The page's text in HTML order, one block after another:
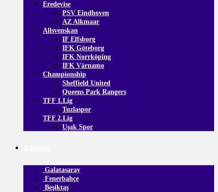
Eredevise
PSV Eindhoven
AZ Alkmaar
Allsvenskan
IF Elfsborg
IFK Göteborg
IFK Norrköping
IFK Värnamo
Championship
Sheffield United
Queens Park Rangers
TFF 1.Lig
Tuzlaspor
TFF 2.Lig
Uşak Spor
Galatasaray
Fenerbahçe
Beşiktaş